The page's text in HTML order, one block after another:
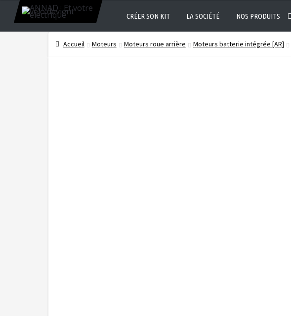
CRÉER SON KIT LA SOCIÉTÉ NOS PRODUITS
Accueil Moteurs Moteurs roue arrière Moteurs batterie intégrée [AR]